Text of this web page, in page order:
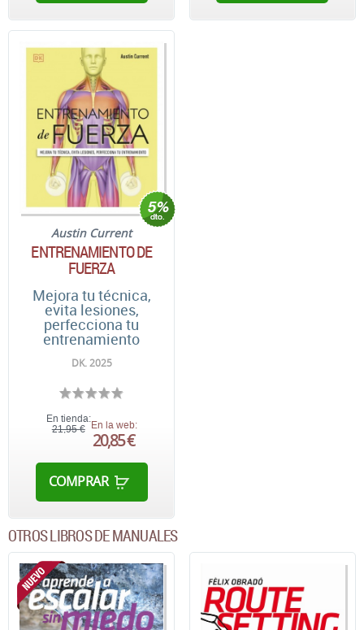
Austin Current
ENTRENAMIENTO DE
FUERZA
Mejora tu técnica,
evita lesiones,
perfecciona tu
entrenamiento
DK. 2025
En tienda:
21,95 € En la web:
20,85 €
COMPRAR
OTROS LIBROS DE MANUALES